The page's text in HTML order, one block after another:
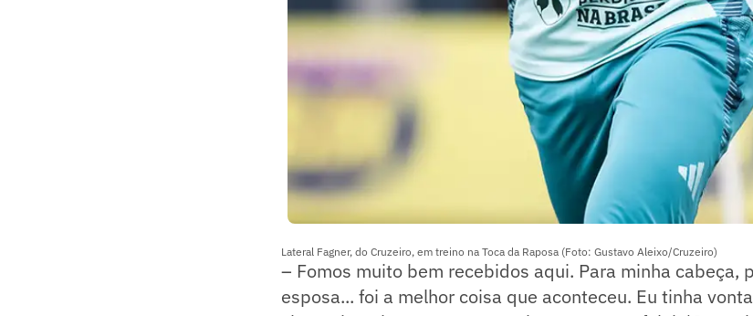
Lateral Fagner, do Cruzeiro, em treino na Toca da Raposa (Foto: Gustavo Aleixo/Cruzeiro)
– Fomos muito bem recebidos aqui. Para minha cabeça,
esposa... foi a melhor coisa que aconteceu. Eu tinha